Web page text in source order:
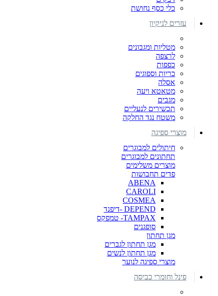
כלי כסף נחושת
עזרים לניקיון
מטליות ומגבונים
לרצפה
כפפות
כריות וספוגים
אסלה
מטאטא ויעה
מגבים
תכשירים לנעליים
משטח נגד החלקה
מוצרי ספיגה
חיתולים למבוגרים
תחתונים למבוגרים
מוצרים משלימים
פדים תחבושות
ABENA
CAROLI
COSMEA
DEPEND -דיפנד
TAMPAX- טמפקס
סופגנים
מגן תחתון
מגן תחתון לגברים
מגן תחתון לנשים
מוצרי ספיגה לנוער
פינל וחומרי כביסה